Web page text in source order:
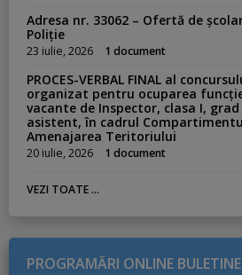
Adresa nr. 33062 – Ofertă de
Poliție
23 iulie, 2026 1 document
PROCES-VERBAL FINAL al
organizat pentru ocuparea
vacante de Inspector, clasa I,
asistent, în cadrul
Amenajarea Teritoriului
20 iulie, 2026 1 document
VEZI TOATE ...
PROGRAMĂRI ONLINE BULETINE